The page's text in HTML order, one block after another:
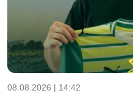
08.08.2026 | 14:42